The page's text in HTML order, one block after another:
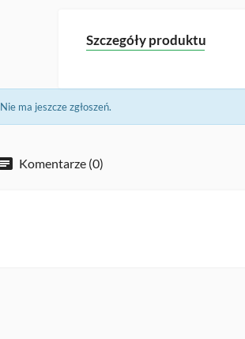
Szczegóły produktu
Nie ma jeszcze zgłoszeń.
Komentarze (0)